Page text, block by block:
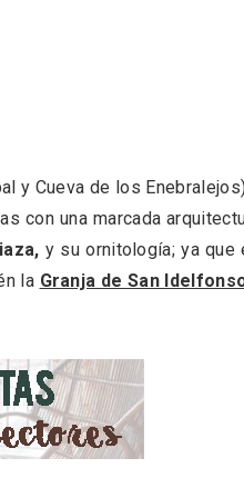
y Cueva de los
con una marcada
y su ornitología; ya que
la Granja de San
Sepúlveda estas